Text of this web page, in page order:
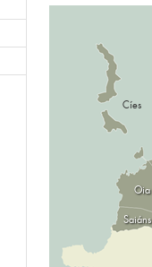
Cíes
Oia
Saiáns